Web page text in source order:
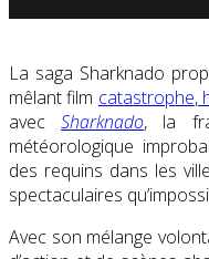
La saga Sharknado
mêlant film catastrophe,
avecSharknado, la
météorologique
des requins dans les
spectaculaires
Avec son mélange